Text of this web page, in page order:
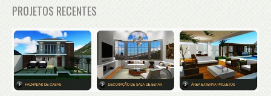
PROJETOS RECENTES